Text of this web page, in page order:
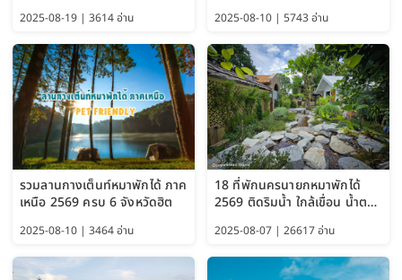
2025-08-19 | 3614 อ่าน 2025-08-10 | 5743 อ่าน
รวมลานกางเต็นท์หมาพักได้ ภาค
เหนือ 2569 ครบ 6 จังหวัดฮิต
2025-08-10 | 3464 อ่าน
18 ที่พักนครนายกหมาพักได้
2569 ติดริมน้ำ ใกล้เขื่อน น้ำตก
ได้
2025-08-07 | 26617 อ่าน